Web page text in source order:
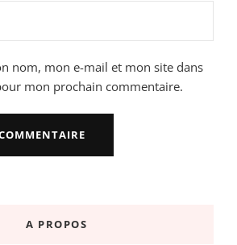
nom, mon e-mail et mon site dans
mon prochain commentaire.
A PROPOS